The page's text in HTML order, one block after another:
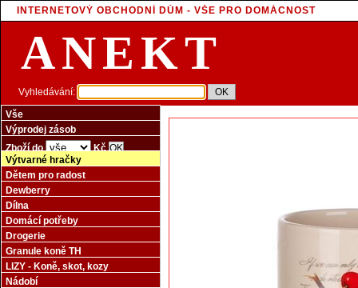
INTERNETOVÝ OBCHODNÍ DŮM - VŠE PRO DOMÁCNOST
ANEKT
Vyhledávání:
Vše
Výprodej zásob
Zboží do
Kč
Výtvarné hračky
Dětem pro radost
Dewberry
Dílna
Domácí potřeby
Drogerie
Granule koně TH
LIZY - Koně, skot, kozy
Nádobí